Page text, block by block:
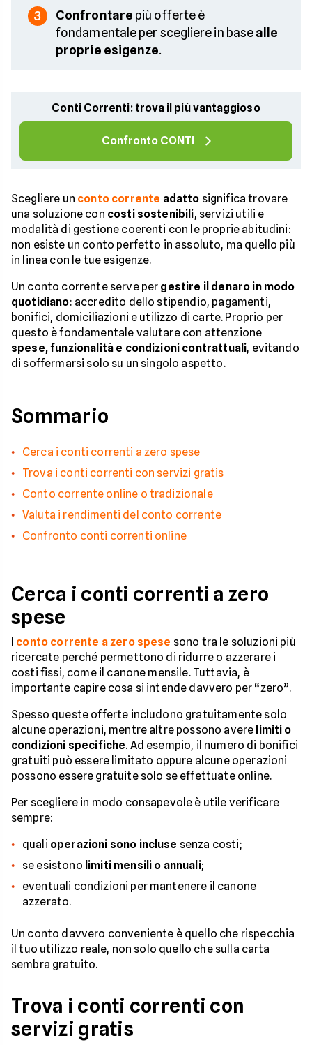
3 Confrontare più offerte è
fondamentale per scegliere in basealle
proprie esigenze.
Conti Correnti: trova il più vantaggioso
Confronto CONTI
Scegliere un conto corrente adatto significa trovare
una soluzione con costi sostenibili, servizi utili e
modalità di gestione coerenti con le proprie abitudini:
non esiste un conto perfetto in assoluto, ma quello più
in linea con le tue esigenze.
Un conto corrente serve per gestire il denaro in modo
quotidiano: accredito dello stipendio, pagamenti,
bonifici, domiciliazioni e utilizzo di carte. Proprio per
questo è fondamentale valutare con attenzione
spese, funzionalità e condizioni contrattuali, evitando
di soffermarsi solo su un singolo aspetto.
Sommario
Cerca i conti correnti a zero spese
Trova i conti correnti con servizi gratis
Conto corrente online o tradizionale
Valuta i rendimenti del conto corrente
Confronto conti correnti online
Cerca i conti correnti a zero
spese
I conto corrente a zero spese sono tra le soluzioni più
ricercate perché permettono di ridurre o azzerare i
costi fissi, come il canone mensile. Tuttavia, è
importante capire cosa si intende davvero per “zero”.
Spesso queste offerte includono gratuitamente solo
alcune operazioni, mentre altre possono avere limiti o
condizioni specifiche. Ad esempio, il numero di bonifici
gratuiti può essere limitato oppure alcune operazioni
possono essere gratuite solo se effettuate online.
Per scegliere in modo consapevole è utile verificare
sempre:
quali operazioni sono incluse senza costi;
se esistono limiti mensili o annuali;
eventuali condizioni per mantenere il canone
azzerato.
Un conto davvero conveniente è quello che rispecchia
il tuo utilizzo reale, non solo quello che sulla carta
sembra gratuito.
Trova i conti correnti con
servizi gratis